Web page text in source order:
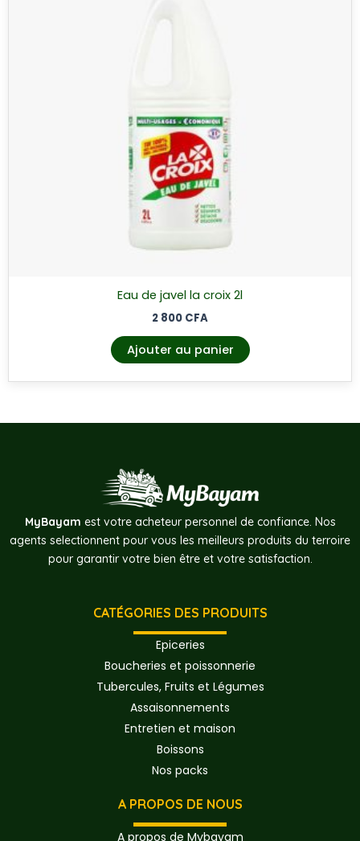
Eau de javel la croix 2l
2 800 CFA
Ajouter au panier
MyBayam est votre acheteur personnel de confiance. Nos
agents selectionnent pour vous les meilleurs produits du terroire
pour garantir votre bien être et votre satisfaction.
CATÉGORIES DES PRODUITS
Epiceries
Boucheries et poissonnerie
Tubercules, Fruits et Légumes
Assaisonnements
Entretien et maison
Boissons
Nos packs
A PROPOS DE NOUS
A propos de Mybayam